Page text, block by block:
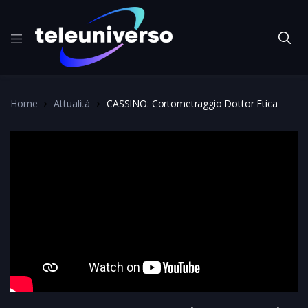
Home Attualità CASSINO: Cortometraggio Dottor Etica